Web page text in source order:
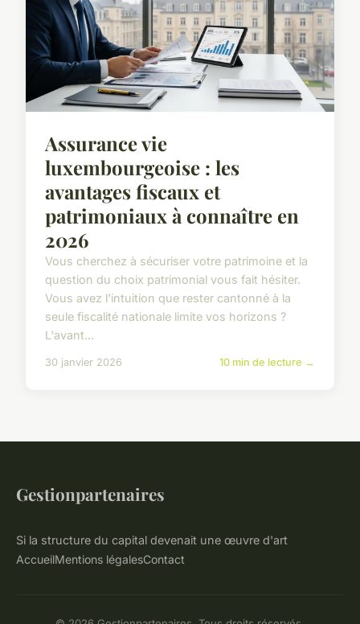
Assurance vie
luxembourgeoise : les
avantages fiscaux et
patrimoniaux à connaître en
2026
Vous cherchez à sécuriser votre patrimoine et la
question du choix patrimonial vous fait hésiter.
Vous avez l'intuition que rester cantonné à la
seule fiscalité nationale limite vos horizons ?
L'avant...
30 janvier 2026 10 min de lecture →
Gestionpartenaires
Si la structure du capital devenait une œuvre d'art
AccueilMentions légalesContact